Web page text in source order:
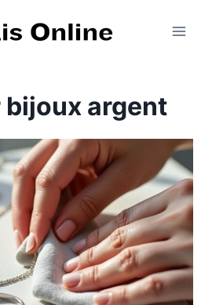
argent